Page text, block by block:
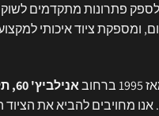
לספק פתרונות מתקדמים
ציוד איכותי
אנילביץ' 60, תל אביב
אנו מחויבים להביא את